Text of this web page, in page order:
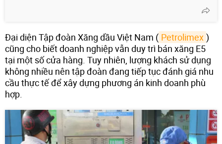
Đại diện Tập đoàn Xăng dầu Việt Nam ( Petrolimex )
cũng cho biết doanh nghiệp vẫn duy trì bán xăng E5
tại một số cửa hàng. Tuy nhiên, lượng khách sử dụng
không nhiều nên tập đoàn đang tiếp tục đánh giá nhu
cầu thực tế để xây dựng phương án kinh doanh phù
hợp.